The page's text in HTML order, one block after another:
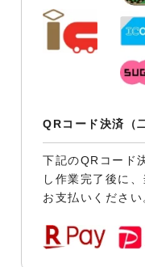
QRコード決済（
下記のQRコード
し作業完了後に
お支払いください